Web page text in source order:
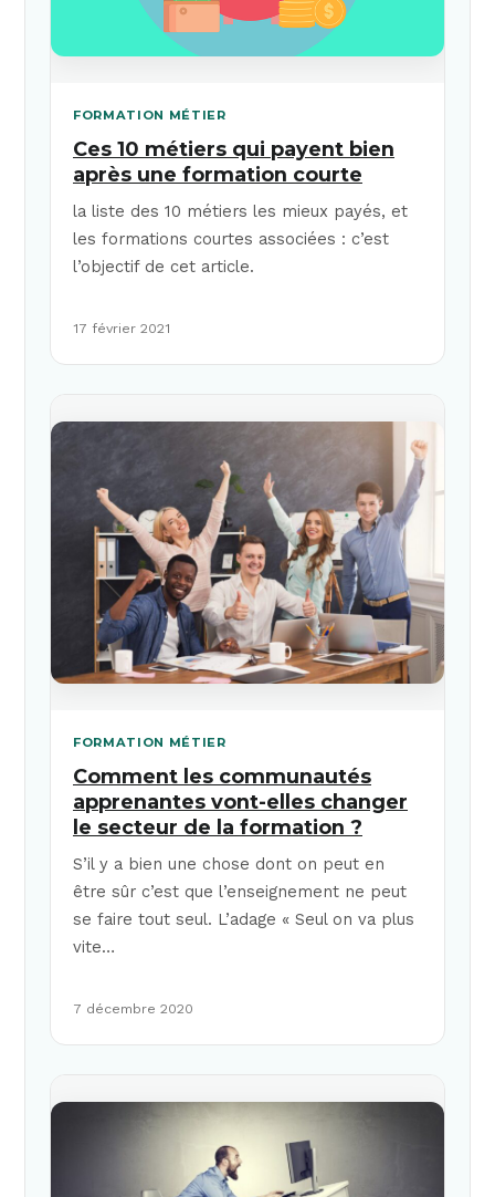
FORMATION MÉTIER
Ces 10 métiers qui payent bien
après une formation courte
la liste des 10 métiers les mieux payés, et
les formations courtes associées : c’est
l’objectif de cet article.
17 février 2021
FORMATION MÉTIER
Comment les communautés
apprenantes vont-elles changer
le secteur de la formation ?
S’il y a bien une chose dont on peut en
être sûr c’est que l’enseignement ne peut
se faire tout seul. L’adage « Seul on va plus
vite…
7 décembre 2020